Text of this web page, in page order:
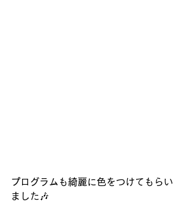
プログラムも綺麗に色をつけてもらい
ました🎶